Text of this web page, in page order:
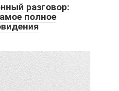
разговор:
полное